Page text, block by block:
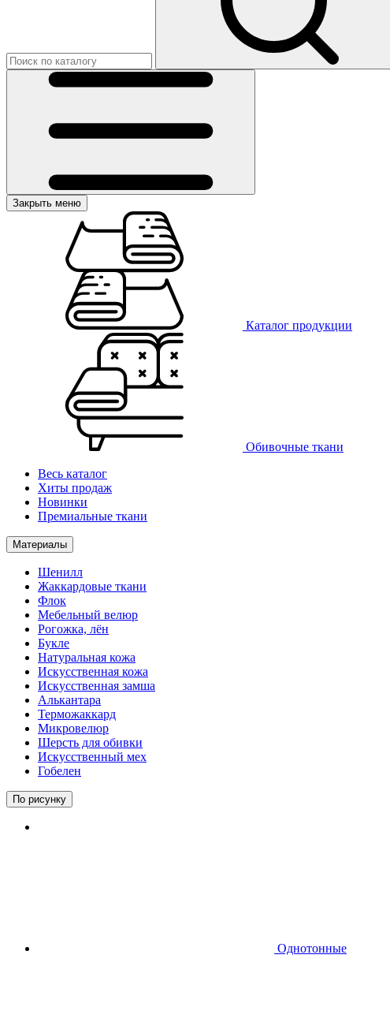
Закрыть меню
Каталог продукции
Обивочные ткани
Весь каталог
Хиты продаж
Новинки
Премиальные ткани
Материалы
Шенилл
Жаккардовые ткани
Флок
Мебельный велюр
Рогожка, лён
Букле
Натуральная кожа
Искусственная кожа
Искусственная замша
Алькантара
Терможаккард
Микровелюр
Шерсть для обивки
Искусственный мех
Гобелен
По рисунку
Однотонные